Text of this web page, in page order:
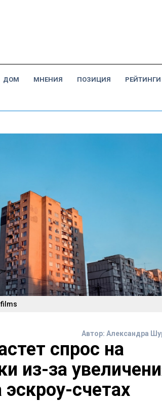
ДОМ МНЕНИЯ ПОЗИЦИЯ РЕЙТИНГИ
Автор: Александра
спрос на
из-за
эскроу-счетах